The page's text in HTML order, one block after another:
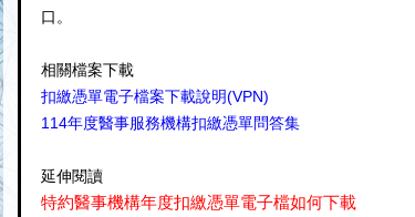
口。
相關檔案下載
扣繳憑單電子檔案下載說明(VPN)
114年度醫事服務機構扣繳憑單問答集
延伸閱讀
特約醫事機構年度扣繳憑單電子檔如何下載